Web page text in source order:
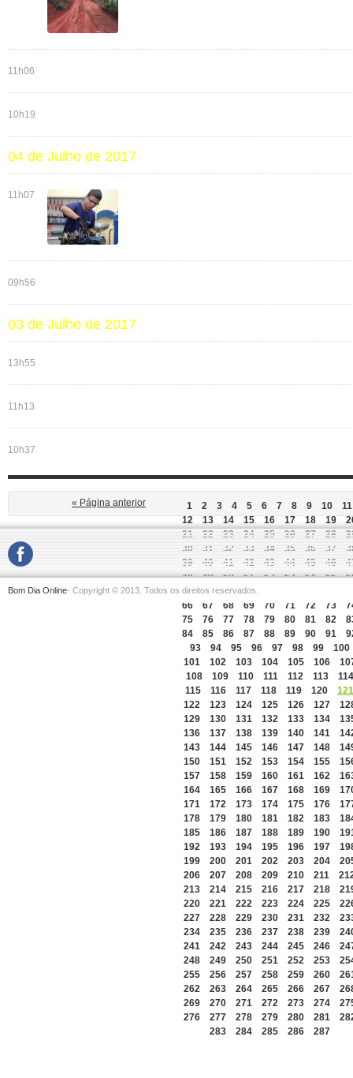
11h06
10h19
04 de Julho de 2017
11h07
09h56
03 de Julho de 2017
13h55
11h13
10h37
« Página anterior 1 2 3 4 5 6 7 8 9 10
11
12
13 14 15 16 17 18 19
21
22 23 24 25 26 27 28
30
31 32 33 34 35 36 37
39
40 41 42 43 44 45 46
48
49 50 51 52 53 54 55
57
58 59 60
66
67 68 69 70 71 72 73
75
76 77 78 79 80 81 82
84
85 86 87 88 89 90 91
93
94 95 96 97 98 99
100
101
102 103 104 105 106
108
109 110 111 112 113
114
115
116 117 118 119 120
121
122
123 124 125 126 127
129
130 131 132 133 134
136
137 138 139 140 141
143
144 145 146 147 148
150
151 152 153 154 155
157
158 159 160 161 162
164
165 166 167 168 169
171
172 173 174 175 176
178
179 180 181 182 183
185
186 187 188 189 190
192
193 194 195 196 197
199
200 201 202 203 204
206
207 208 209 210 211
213
214 215 216 217 218
220
221 222 223 224 225
227
228 229 230 231 232
234
235 236 237 238 239
241
242 243 244 245 246
248
249 250 251 252 253
255
256 257 258 259 260
262
263 264 265 266 267
269
270 271 272 273 274
276
277 278 279 280 281
283
284 285 286 287
Bom Dia Online- Copyright © 2013. Todos os direitos reservados.